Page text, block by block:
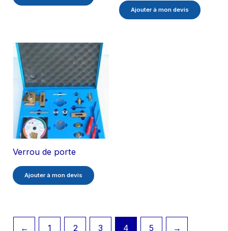
Ajouter à mon devis
Verrou de porte
Ajouter à mon devis
← 1 2 3 4 5 →